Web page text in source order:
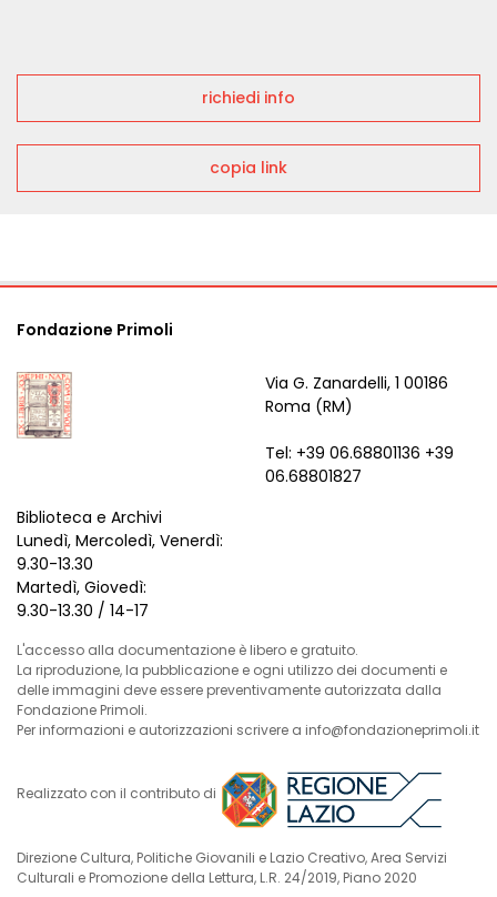
richiedi info
copia link
Fondazione Primoli
Via G. Zanardelli, 1 00186
Roma (RM)
Tel: +39 06.68801136 +39
06.68801827
Biblioteca e Archivi
Lunedì, Mercoledì, Venerdì:
9.30-13.30
Martedì, Giovedì:
9.30-13.30 / 14-17
L'accesso alla documentazione è libero e gratuito.
La riproduzione, la pubblicazione e ogni utilizzo dei documenti e
delle immagini deve essere preventivamente autorizzata dalla
Fondazione Primoli.
Per informazioni e autorizzazioni scrivere a info@fondazioneprimoli.it
Realizzato con il contributo di
Direzione Cultura, Politiche Giovanili e Lazio Creativo, Area Servizi
Culturali e Promozione della Lettura, L.R. 24/2019, Piano 2020